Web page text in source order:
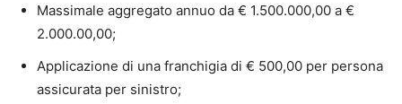
Massimale aggregato annuo da € 1.500.000,00 a €
2.000.00,00;
Applicazione di una franchigia di € 500,00 per persona
assicurata per sinistro;